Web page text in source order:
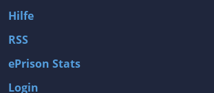
Hilfe
RSS
ePrison Stats
Login